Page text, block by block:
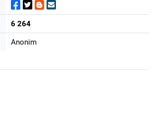
6 264
Anonim